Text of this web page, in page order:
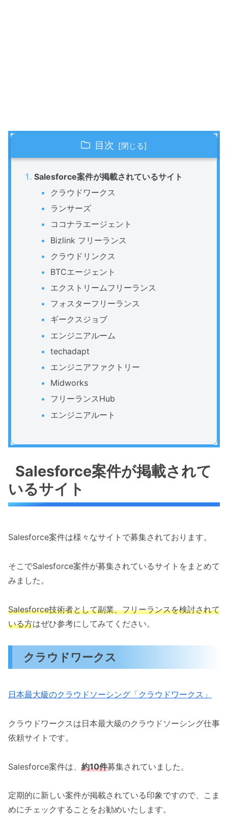
目次
Salesforce案件が掲載されているサイト
クラウドワークス
ランサーズ
ココナラエージェント
Bizlink フリーランス
クラウドリンクス
BTCエージェント
エクストリームフリーランス
フォスターフリーランス
ギークスジョブ
エンジニアルーム
techadapt
エンジニアファクトリー
Midworks
フリーランスHub
エンジニアルート
Salesforce案件が掲載されて
いるサイト
Salesforce案件は様々なサイトで募集されております。
そこでSalesforce案件が募集されているサイトをまとめて
みました。
Salesforce技術者として副業、フリーランスを検討されて
いる方はぜひ参考にしてみてください。
クラウドワークス
日本最大級のクラウドソーシング「クラウドワークス」
クラウドワークスは日本最大級のクラウドソーシング仕事
依頼サイトです。
Salesforce案件は、 約10件募集されていました。
定期的に新しい案件が掲載されている印象ですので、こま
めにチェックすることをお勧めいたします。